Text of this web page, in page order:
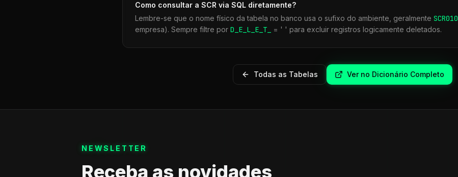
Como consultar a SCR via SQL diretamente?
Lembre-se que o nome físico da tabela no banco usa o sufixo do ambiente, geralmente SCR010
empresa). Sempre filtre por D_E_L_E_T_ = ' ' para excluir registros logicamente deletados.
Todas as Tabelas Ver no Dicionário Completo
NEWSLETTER
Receba as novidades